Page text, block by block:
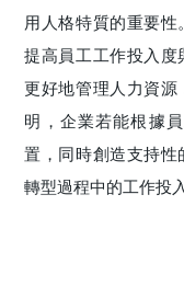
用人格特質的重要性
提高員工工作投入度
更好地管理人力資源
明，企業若能根據
置，同時創造支持性
轉型過程中的工作投